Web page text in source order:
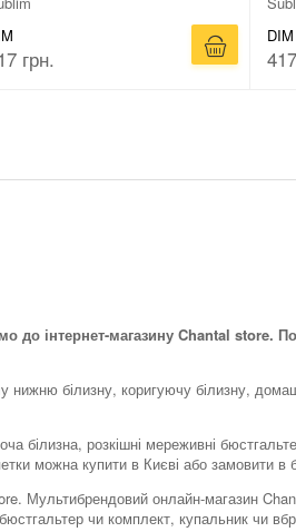
грн.
DIM
до інтернет-магазину Chantal store.
білизну, коригуючу білизну,
білизна, розкішні мереживні
можна купити в Києві або замовити в
Мультибрендовий онлайн-магазин
чи комплект, купальник чи